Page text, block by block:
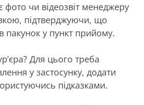
фото чи відеозвіт менеджеру
підтверджуючи, що
пакунок у пункт прийому.
Для цього треба
у застосунку, додати
підказками.